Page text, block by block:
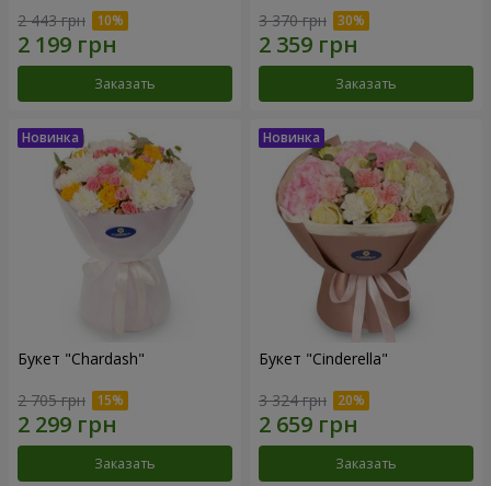
2 443 грн
Заказать
3 370 грн
Заказать
Букет "Chardash"
2 705 грн
Заказать
Букет "Cinderella"
3 324 грн
Заказать